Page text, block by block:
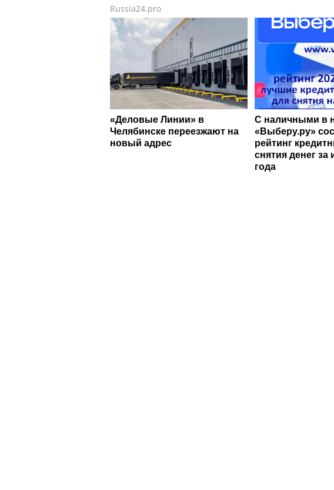
Russia24.pro
«Деловые Линии» в
Челябинске переезжают на
новый адрес
С наличными в
«Выберу.ру»
рейтинг
снятия денег за
года